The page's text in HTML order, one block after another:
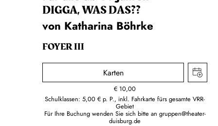
DIGGA, WAS DAS??
von Katharina Böhrke
FOYER III
Karten
€ 10,00
Schulklassen: 5,00 € p. P., inkl. Fahrkarte fürs gesamte VRR-
Gebiet
Für Ihre Buchung wenden Sie sich bitte an gruppen@theater-
duisburg.de